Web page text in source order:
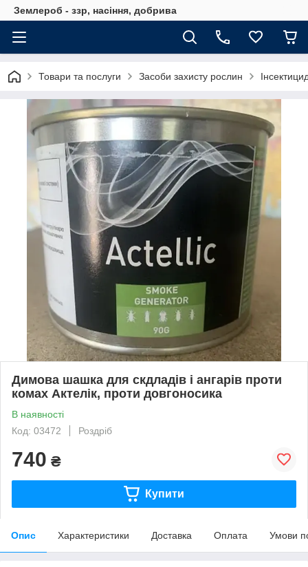
Землероб - ззр, насіння, добрива
Товари та послуги Засоби захисту рослин
Димова шашка для скдладів і ангарів проти
комах Актелік, проти довгоносика
В наявності
Код: 03472
Роздріб
740 ₴
Купити
Опис Характеристики Доставка Оплата Умови